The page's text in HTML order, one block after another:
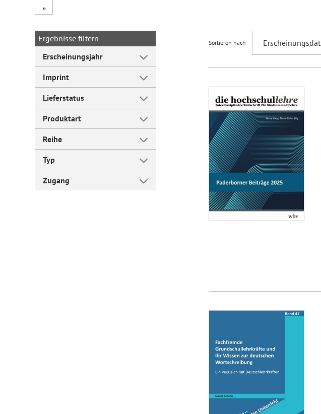
Forum Arbeitslehre
„
Ergebnisse filtern
Erscheinungsjahr
Imprint
Lieferstatus
Produktart
Reihe
Typ
Zugang
Sortieren nach